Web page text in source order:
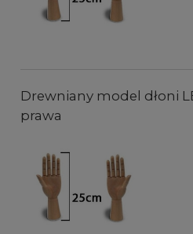
Drewniany model dłoni
prawa